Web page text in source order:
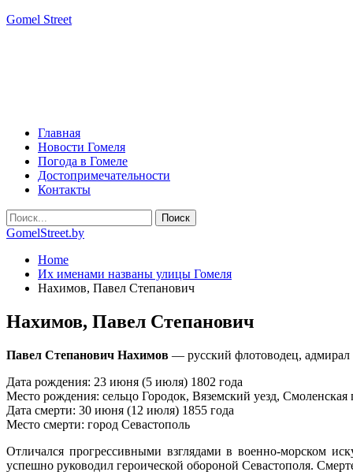
Gomel Street
Главная
Новости Гомеля
Погода в Гомеле
Достопримечательности
Контакты
GomelStreet.by
Home
Их именами названы улицы Гомеля
Нахимов, Павел Степанович
Нахимов, Павел Степанович
Павел Степанович Нахимов — русский флотоводец,
Дата рождения: 23 июня (5 июля) 1802 года
Место рождения: сельцо Городок, Вяземский уезд, Смоленская
Дата смерти: 30 июня (12 июля) 1855 года
Место смерти: город Севастополь
Отличался прогрессивными взглядами в военно-морском
успешно руководил героической обороной Севастополя.